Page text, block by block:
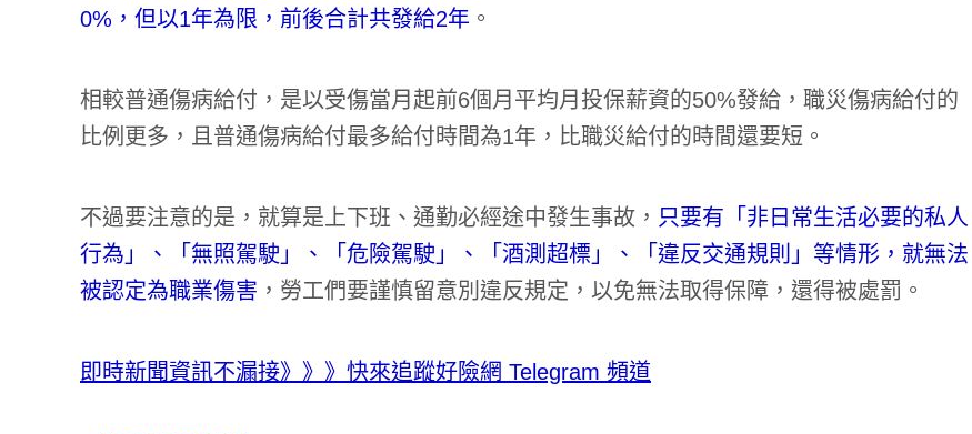
0%，但以1年為限，前後合計共發給2年 。
相較普通傷病給付，是以受傷當月起前6個月平均月投保薪資的50%發給，職災傷病給付的
比例更多，且普通傷病給付最多給付時間為1年，比職災給付的時間還要短。
不過要注意的是，就算是上下班、通勤必經途中發生事故， 只要有「非日常生活必要的私人
行為」、「無照駕駛」、「危險駕駛」、「酒測超標」、「違反交通規則」等情形，就無法
被認定為職業傷害 ，勞工們要謹慎留意別違反規定，以免無法取得保障，還得被處罰。
即時新聞資訊不漏接》》》快來追蹤好險網 Telegram 頻道